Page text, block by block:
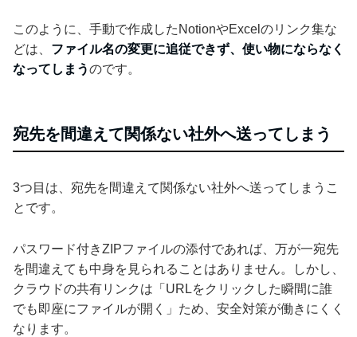
このように、手動で作成したNotionやExcelのリンク集な
どは、 ファイル名の変更に追従できず、使い物にならなく
なってしまうのです。
宛先を間違えて関係ない社外へ送ってしまう
3つ目は、宛先を間違えて関係ない社外へ送ってしまうこ
とです。
パスワード付きZIPファイルの添付であれば、万が一宛先
を間違えても中身を見られることはありません。しかし、
クラウドの共有リンクは「URLをクリックした瞬間に誰
でも即座にファイルが開く」ため、安全対策が働きにくく
なります。